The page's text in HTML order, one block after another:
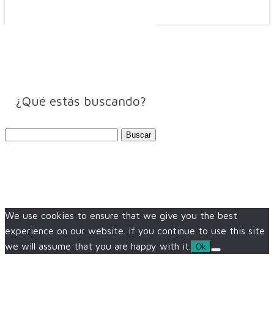
¿Qué estás buscando?
We use cookies to ensure that we give you the best
experience on our website. If you continue to use this site
we will assume that you are happy with it.
Ok